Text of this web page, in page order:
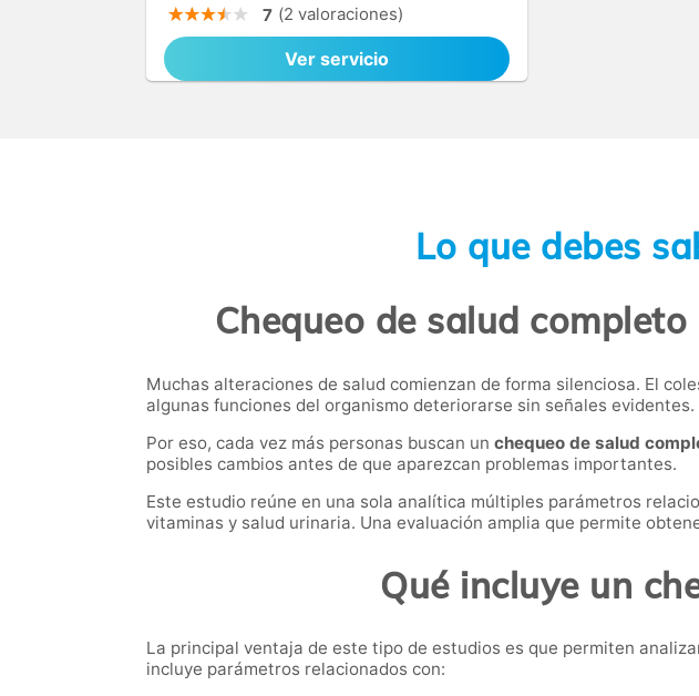
7 (2 valoraciones)
Ver servicio
Lo que debes
Chequeo de salud
Muchas alteraciones de salud comienzan de forma silenciosa. El
algunas funciones del organismo deteriorarse sin señales evidentes.
Por eso, cada vez más personas buscan un chequeo de salud
posibles cambios antes de que aparezcan problemas importantes.
Este estudio reúne en una sola analítica múltiples parámetros
vitaminas y salud urinaria. Una evaluación amplia que permite
Qué incluye un
La principal ventaja de este tipo de estudios es que permiten
incluye parámetros relacionados con: